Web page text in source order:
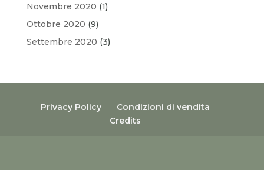
Novembre 2020 (1)
Ottobre 2020 (9)
Settembre 2020 (3)
Privacy Policy
Condizioni di vendita
Credits